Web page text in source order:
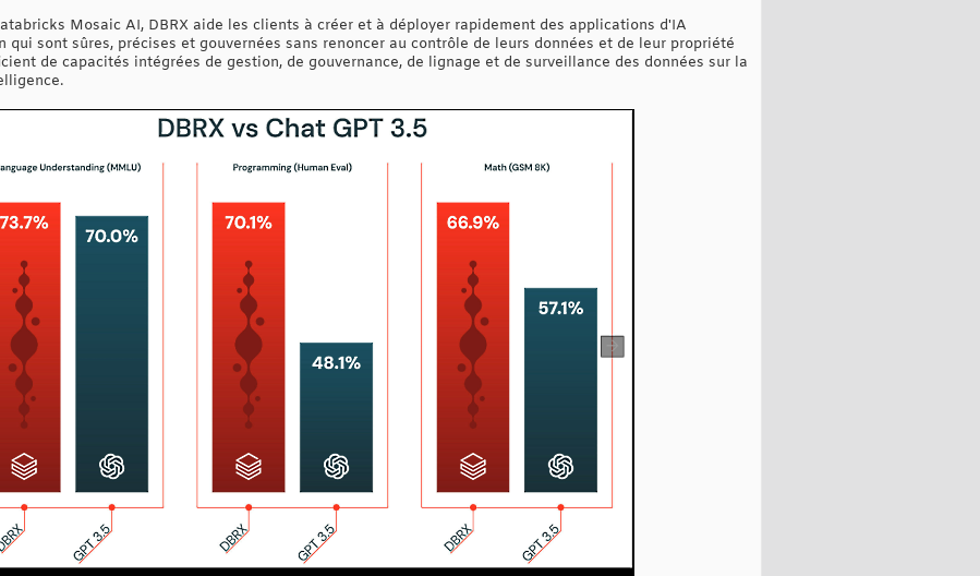
Mosaic AI, DBRX aide les clients à créer et à déployer rapidement des applications d'IA
qui sont sûres, précises et gouvernées sans renoncer au contrôle de leurs données et de leur propriété
de capacités intégrées de gestion, de gouvernance, de lignage et de surveillance des données sur la